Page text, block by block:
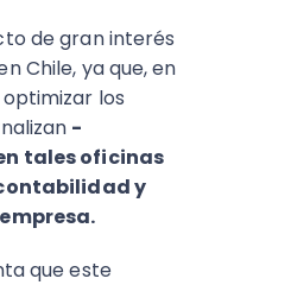
de gran interés
Chile, ya que, en
los
-
tales oficinas
y
que este